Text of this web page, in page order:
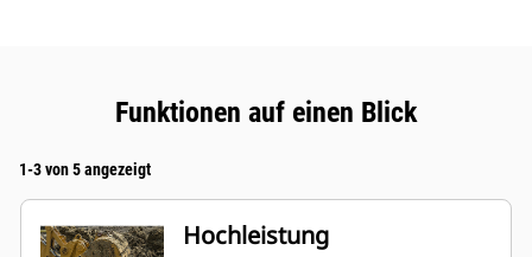
Funktionen auf einen Blick
1-3 von 5 angezeigt
Hochleistung